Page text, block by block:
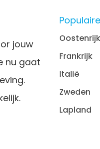
jouw
nu gaat
Oostenrijk
Frankrijk
Italië
Zweden
Lapland